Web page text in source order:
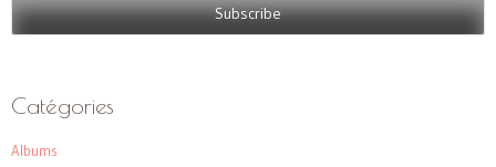
Catégories
Albums